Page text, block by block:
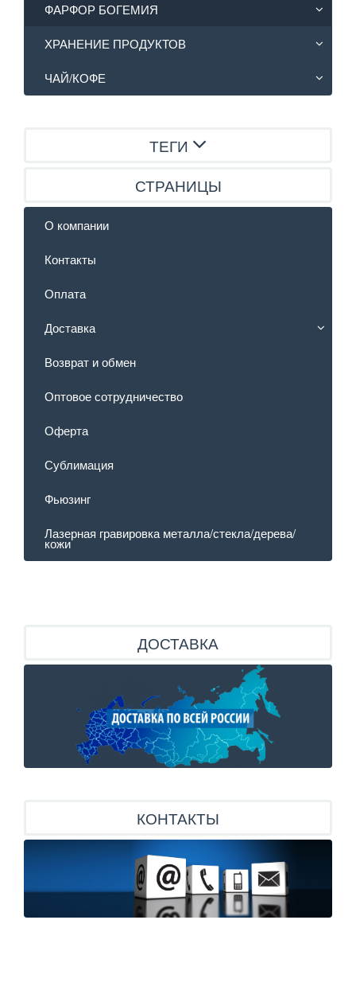
ФАРФОР БОГЕМИЯ
ХРАНЕНИЕ ПРОДУКТОВ
ЧАЙ/КОФЕ
ТЕГИ
СТРАНИЦЫ
О компании
Контакты
Оплата
Доставка
Возврат и обмен
Оптовое сотрудничество
Оферта
Сублимация
Фьюзинг
Лазерная гравировка металла/стекла/дерева/
кожи
ДОСТАВКА
КОНТАКТЫ